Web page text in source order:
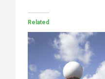
Related